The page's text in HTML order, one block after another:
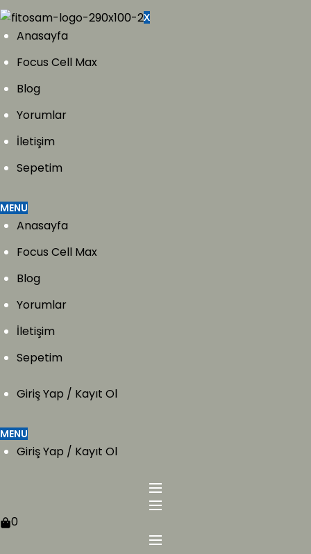
X
Anasayfa
Focus Cell Max
Blog
Yorumlar
İletişim
Sepetim
MENU
Anasayfa
Focus Cell Max
Blog
Yorumlar
İletişim
Sepetim
Giriş Yap / Kayıt Ol
MENU
Giriş Yap / Kayıt Ol
0